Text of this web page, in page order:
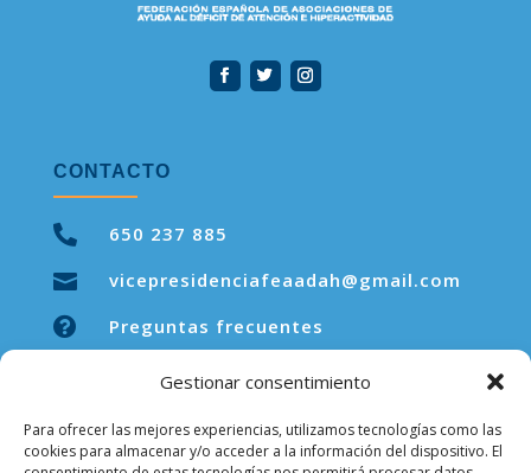
Gestionar consentimiento
Para ofrecer las mejores experiencias, utilizamos tecnologías como las
cookies para almacenar y/o acceder a la información del dispositivo. El
CONTACTO

650 237 885

vicepresidenciafeaadah@gmail.com
 Preguntas frecuentes
LEGAL